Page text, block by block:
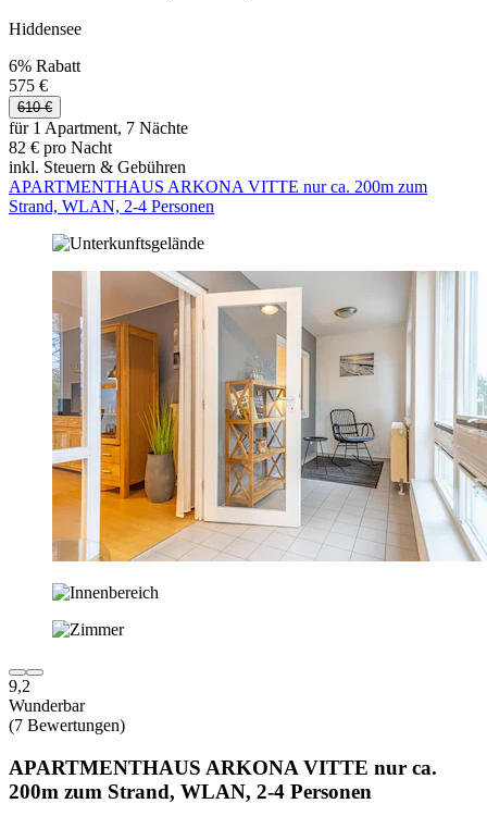
Hiddensee
6% Rabatt
575 €
610 €
für 1 Apartment, 7 Nächte
82 € pro Nacht
inkl. Steuern & Gebühren
APARTMENTHAUS ARKONA VITTE nur ca. 200m zum
Strand, WLAN, 2-4 Personen
9,2
Wunderbar
(7 Bewertungen)
APARTMENTHAUS ARKONA VITTE nur ca.
200m zum Strand, WLAN, 2-4 Personen